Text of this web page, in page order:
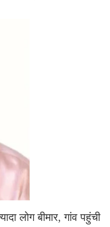
लोग बीमार, गांव पहुंची